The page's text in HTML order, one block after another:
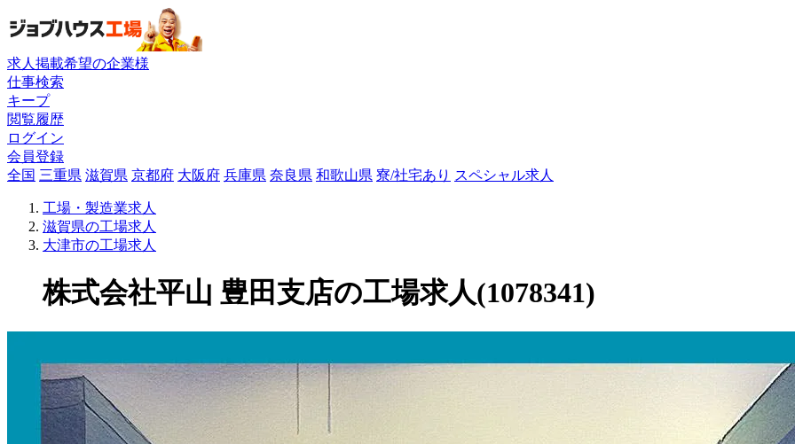
求人掲載希望の企業様
仕事検索
キープ
閲覧履歴
ログイン
会員登録
全国 三重県 滋賀県 京都府 大阪府 兵庫県 奈良県 和歌山県 寮/社宅あり スペシャル求人
工場・製造業求人
滋賀県の工場求人
大津市の工場求人
株式会社平山 豊田支店の工場求人(1078341)